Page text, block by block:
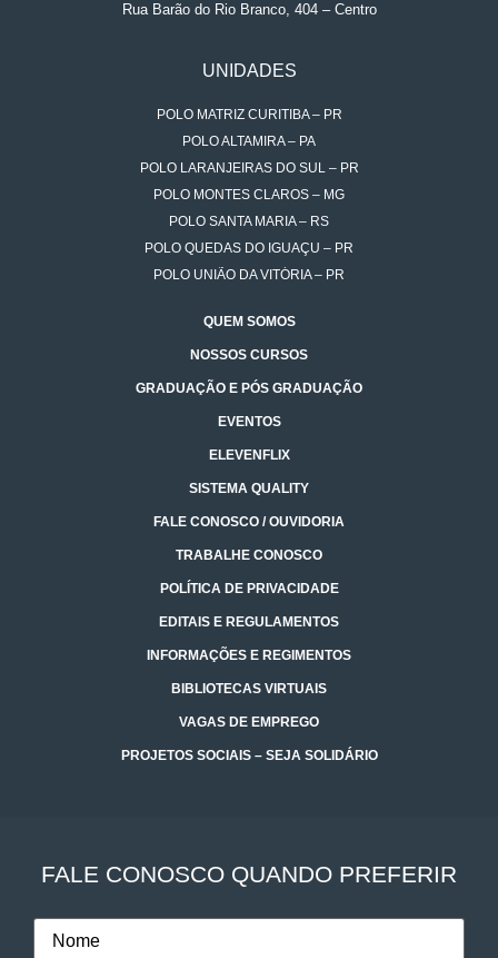
Rua Barão do Rio Branco, 404 – Centro
UNIDADES
POLO MATRIZ CURITIBA – PR
POLO ALTAMIRA – PA
POLO LARANJEIRAS DO SUL – PR
POLO MONTES CLAROS – MG
POLO SANTA MARIA – RS
POLO QUEDAS DO IGUAÇU – PR
POLO UNIÃO DA VITÓRIA – PR
QUEM SOMOS
NOSSOS CURSOS
GRADUAÇÃO E PÓS GRADUAÇÃO
EVENTOS
ELEVENFLIX
SISTEMA QUALITY
FALE CONOSCO / OUVIDORIA
TRABALHE CONOSCO
POLÍTICA DE PRIVACIDADE
EDITAIS E REGULAMENTOS
INFORMAÇÕES E REGIMENTOS
BIBLIOTECAS VIRTUAIS
VAGAS DE EMPREGO
PROJETOS SOCIAIS – SEJA SOLIDÁRIO
FALE CONOSCO QUANDO PREFERIR